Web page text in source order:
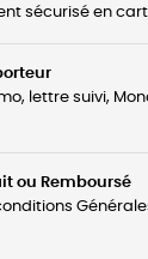
sécurisé en
lettre suivi,
ou Remboursé